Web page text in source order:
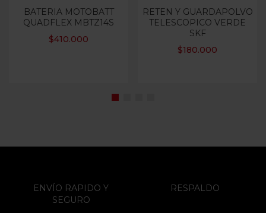
BATERIA MOTOBATT
QUADFLEX MBTZ14S
$410.000
RETEN Y GUARDAPOLVO
TELESCOPICO VERDE
SKF
$180.000
ENVÍO RAPIDO Y
SEGURO
RESPALDO